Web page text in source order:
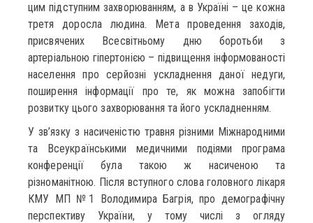
цим підступним захворюванням, а в Україні – це кожна
третя доросла людина. Мета проведення заходів,
присвячених Всесвітньому дню боротьби з
артеріальною гіпертонією – підвищення інформованості
населення про серйозні ускладнення даної недуги,
поширення інформації про те, як можна запобігти
розвитку цього захворювання та його ускладненням.
У зв’язку з насиченістю травня різними Міжнародними
та Всеукраїнськими медичними подіями програма
конференції була такою ж насиченою та
різноманітною. Після вступного слова головного лікаря
КМУ МП №1 Володимира Багрія, про демографічну
перспективу України, у тому числі з огляду